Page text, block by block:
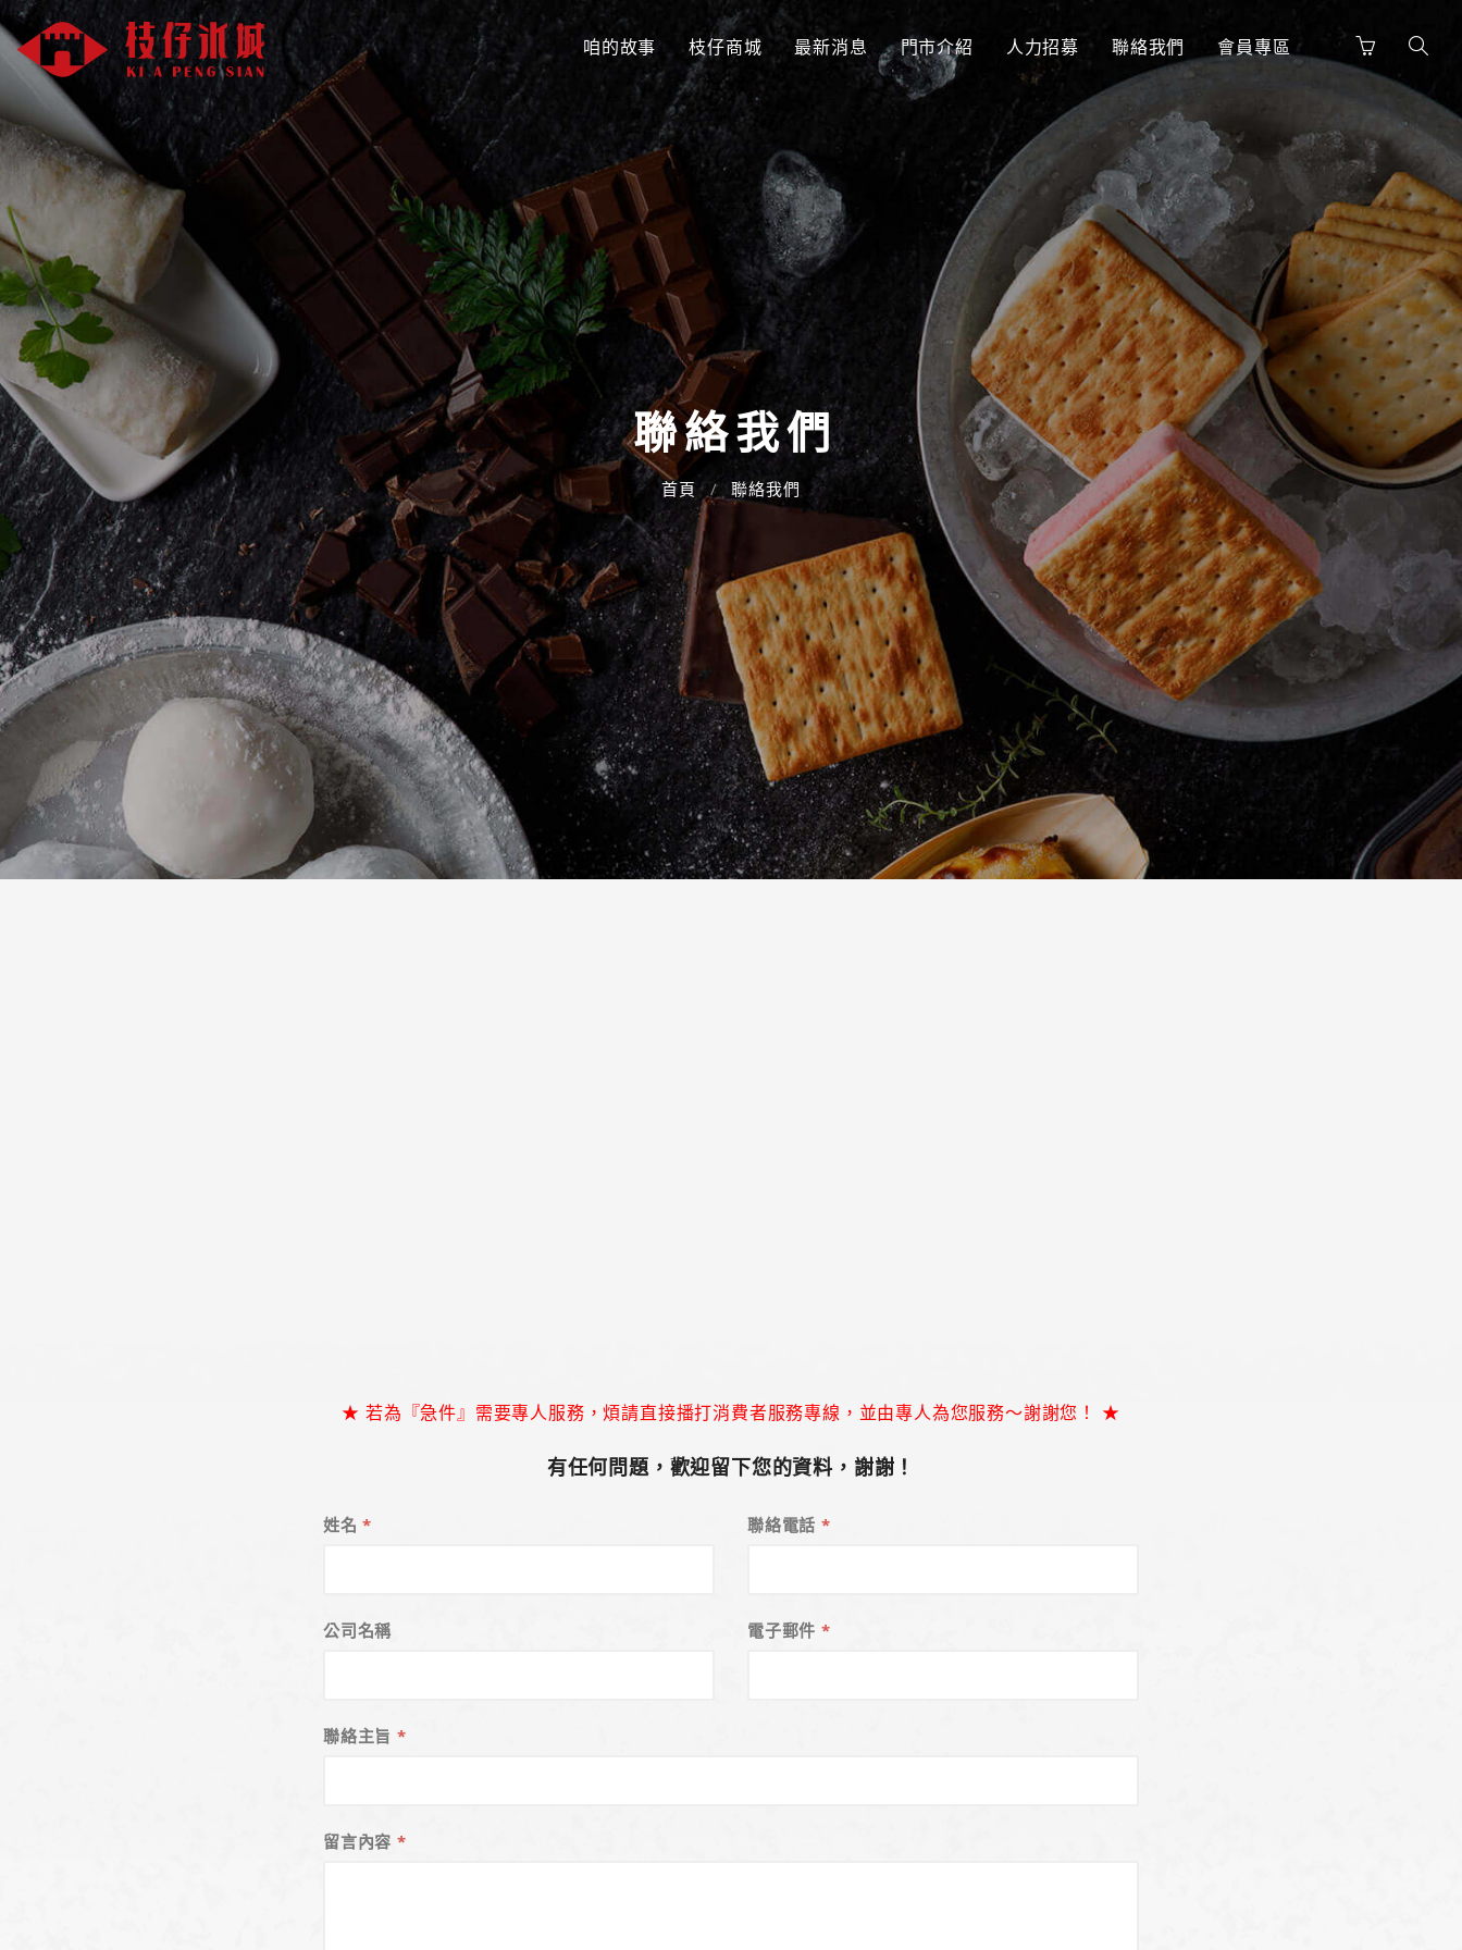
咱的故事 枝仔商城 最新消息 門市介紹 人力招募 聯絡我們 會員專區
聯絡我們
首頁 聯絡我們
★ 若為『急件』需要專人服務，煩請直接播打消費者服務專線，並由專人為您服務～謝謝您！ ★
有任何問題，歡迎留下您的資料，謝謝！
姓名* 聯絡電話 *
公司名稱 電子郵件 *
聯絡主旨 *
留言內容 *